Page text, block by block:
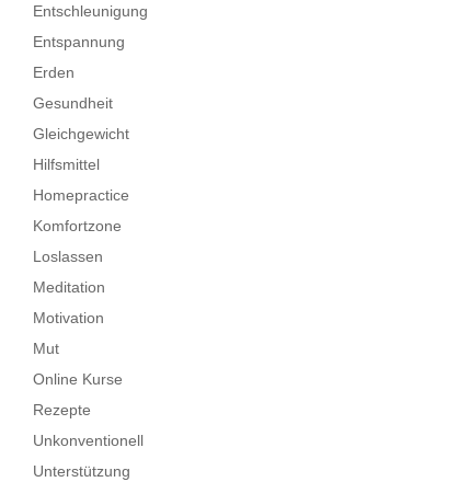
Entschleunigung
Entspannung
Erden
Gesundheit
Gleichgewicht
Hilfsmittel
Homepractice
Komfortzone
Loslassen
Meditation
Motivation
Mut
Online Kurse
Rezepte
Unkonventionell
Unterstützung